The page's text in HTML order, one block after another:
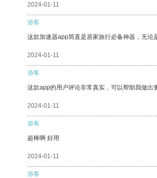
2024-01-11
游客
这款加速器app简直是居家旅行必备神器，无论
2024-01-11
游客
这款app的用户评论非常真实，可以帮助我做出
2024-01-11
游客
超棒啊 好用
2024-01-11
游客